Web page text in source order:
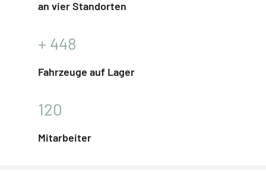
an vier Standorten
+ 448
Fahrzeuge auf Lager
120
Mitarbeiter